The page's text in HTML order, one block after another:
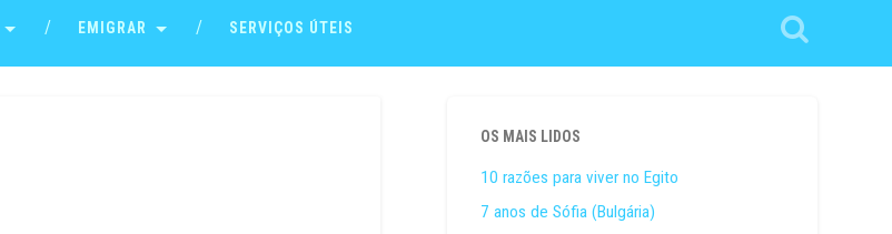
EMIGRAR SERVIÇOS ÚTEIS
OS MAIS LIDOS
10 razões para viver no Egito
7 anos de Sófia (Bulgária)